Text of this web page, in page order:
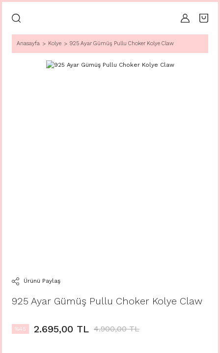
Anasayfa Kolye 925 Ayar Gümüş Pullu Choker Kolye Claw
Ürünü Paylaş
925 Ayar Gümüş Pullu Choker Kolye Claw
%45 2.695,00 TL 4.900,00 TL